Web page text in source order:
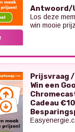
Antwoord/
Los deze
win mooie
Prijsvraag
Win een
Cadeau